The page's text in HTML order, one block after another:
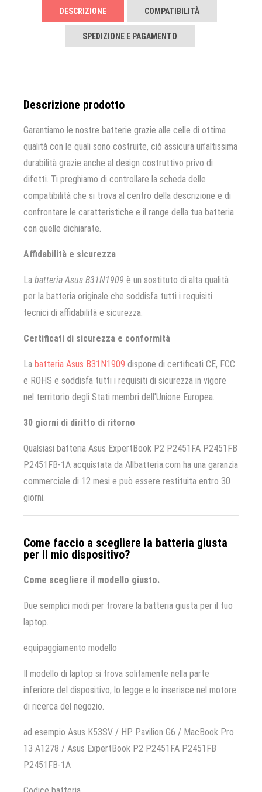
DESCRIZIONE COMPATIBILITÀ
SPEDIZIONE E PAGAMENTO
Descrizione prodotto
Garantiamo le nostre batterie grazie alle celle di ottima
qualità con le quali sono costruite, ciò assicura un’altissima
durabilità grazie anche al design costruttivo privo di
difetti. Ti preghiamo di controllare la scheda delle
compatibilità che si trova al centro della descrizione e di
confrontare le caratteristiche e il range della tua batteria
con quelle dichiarate.
Affidabilità e sicurezza
La batteria Asus B31N1909 è un sostituto di alta qualità
per la batteria originale che soddisfa tutti i requisiti
tecnici di affidabilità e sicurezza.
Certificati di sicurezza e conformità
La batteria Asus B31N1909 dispone di certificati CE, FCC
e ROHS e soddisfa tutti i requisiti di sicurezza in vigore
nel territorio degli Stati membri dell'Unione Europea.
30 giorni di diritto di ritorno
Qualsiasi batteria Asus ExpertBook P2 P2451FA P2451FB
P2451FB-1A acquistata da Allbatteria.com ha una garanzia
commerciale di 12 mesi e può essere restituita entro 30
giorni.
Come faccio a scegliere la batteria giusta
per il mio dispositivo?
Come scegliere il modello giusto.
Due semplici modi per trovare la batteria giusta per il tuo
laptop.
equipaggiamento modello
Il modello di laptop si trova solitamente nella parte
inferiore del dispositivo, lo legge e lo inserisce nel motore
di ricerca del negozio.
ad esempio Asus K53SV / HP Pavilion G6 / MacBook Pro
13 A1278 / Asus ExpertBook P2 P2451FA P2451FB
P2451FB-1A